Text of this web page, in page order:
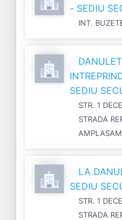
- SEDIU
INT.
SEDIU
STR. 1
STRADA
LA
SEDIU
STR. 1
STRADA